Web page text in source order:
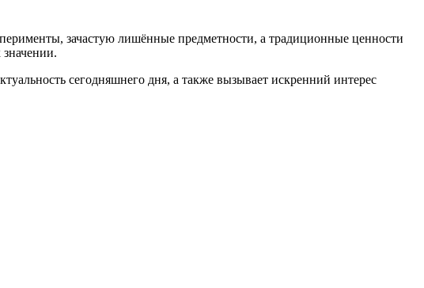
зачастую лишённые предметности, а традиционные ценности
сегодняшнего дня, а также вызывает искренний интерес